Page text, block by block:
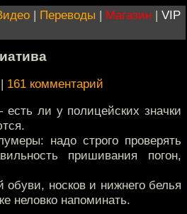
| Переводы | Магазин | VIP
| 161 комментарий
ли у полицейских значки
надо строго проверять
пришивания погон,
носков и нижнего белья
неловко напоминать.